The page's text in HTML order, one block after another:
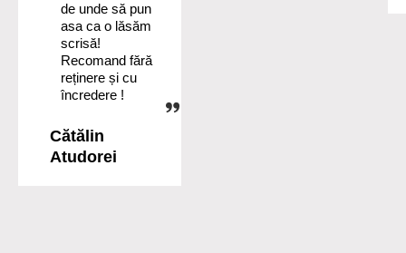
de unde să pun
asa ca o lăsăm
scrisă!
Recomand fără
reținere și cu
încredere !
Cătălin
Atudorei